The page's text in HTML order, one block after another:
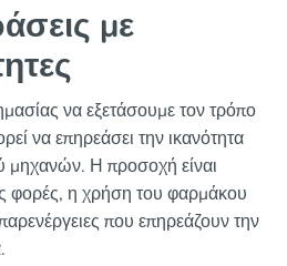
με
να εξετάσουμε τον τρόπο
να επηρεάσει την ικανότητα
μηχανών. Η προσοχή είναι
φορές, η χρήση του φαρμάκου
που επηρεάζουν την